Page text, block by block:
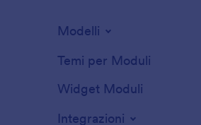
Modelli
Temi per Moduli
Widget Moduli
Integrazioni